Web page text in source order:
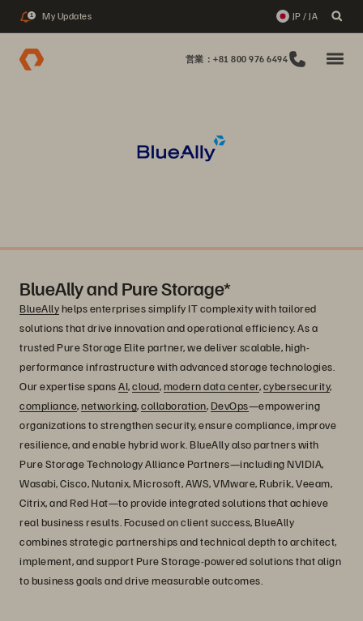
1 My Updates JP / JA
営業：+81 800 976 6494
BlueAlly and Pure Storage*
BlueAllyhelps enterprises simplify IT complexity with tailored
solutions that drive innovation and operational efficiency. As a
trusted Pure Storage Elite partner, we deliver scalable, high-
performance infrastructure with advanced storage technologies.
Our expertise spansAI,cloud,modern data center,cybersecurity,
compliance,networking,collaboration, DevOps—empowering
organizations to strengthen security, ensure compliance, improve
resilience, and enable hybrid work. BlueAlly also partners with
Pure Storage Technology Alliance Partners—including NVIDIA,
Wasabi, Cisco, Nutanix, Microsoft, AWS, VMware, Rubrik, Veeam,
Citrix, and Red Hat—to provide integrated solutions that achieve
real business results. Focused on client success, BlueAlly
combines strategic partnerships and technical depth to architect,
implement, and support Pure Storage-powered solutions that align
to business goals and drive measurable outcomes.